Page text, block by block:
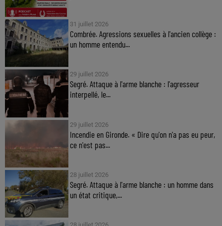
31 juillet 2026
Combrée. Agressions sexuelles à l'ancien collège :
un homme entendu...
29 juillet 2026
Segré. Attaque à l'arme blanche : l'agresseur
interpellé, le...
29 juillet 2026
Incendie en Gironde. « Dire qu'on n'a pas eu peur,
ce n'est pas...
28 juillet 2026
Segré. Attaque à l'arme blanche : un homme dans
un état critique,...